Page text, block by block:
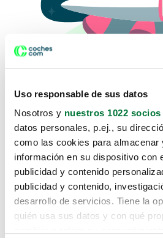
Uso responsable de sus datos
Nosotros y nuestros 1022 socios
datos personales, p.ej., su
como las cookies para almacenar
información en su dispositivo con
publicidad y contenido
publicidad y contenido,
desarrollo de servicios. Tiene la
quién usa sus datos y con qué
Lo sentimos, no
te hemos traido
Pero puedes encontrar el
buscando en alguno de estos